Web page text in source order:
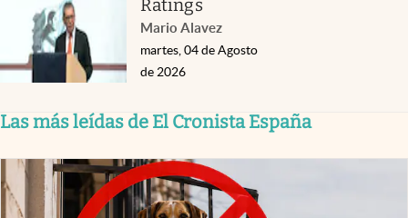
Ratings
Mario Alavez
martes, 04 de Agosto
de 2026
Las más leídas de El Cronista España